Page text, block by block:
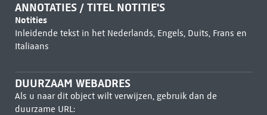
ANNOTATIES / TITEL NOTITIE'S
Notities
Inleidende tekst in het Nederlands, Engels, Duits, Frans en
Italiaans
DUURZAAM WEBADRES
Als u naar dit object wilt verwijzen, gebruik dan de
duurzame URL: